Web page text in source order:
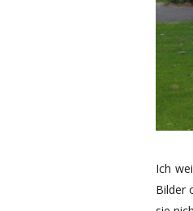
Ich
Bilder